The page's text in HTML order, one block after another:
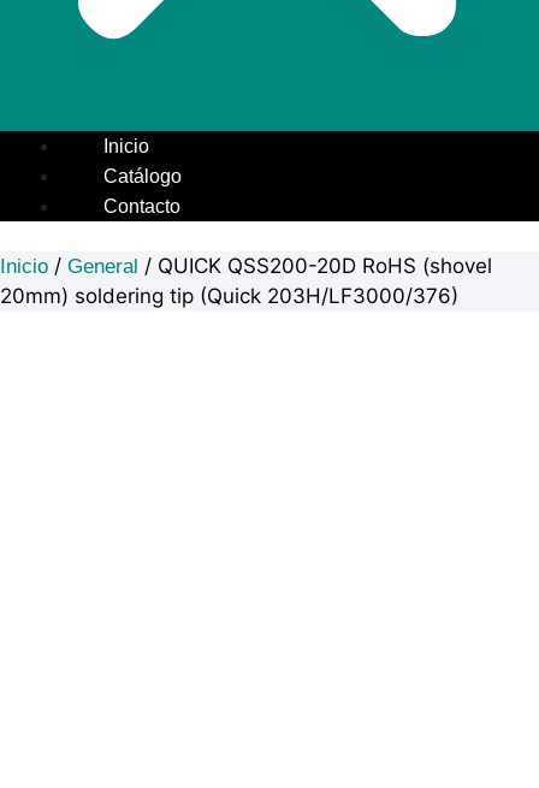
Inicio
Catálogo
Contacto
Inicio / General / QUICK QSS200-20D RoHS (shovel
20mm) soldering tip (Quick 203H/LF3000/376)